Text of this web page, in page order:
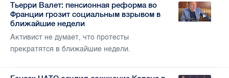
Тьерри Валет: пенсионная реформа во
Франции грозит социальным взрывом в
ближайшие недели
Активист не думает, что протесты
прекратятся в ближайшие недели.